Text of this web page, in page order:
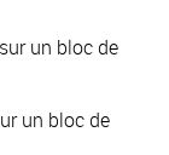
un bloc de
un bloc de